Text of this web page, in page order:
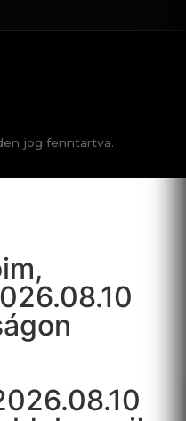
jog fenntartva.